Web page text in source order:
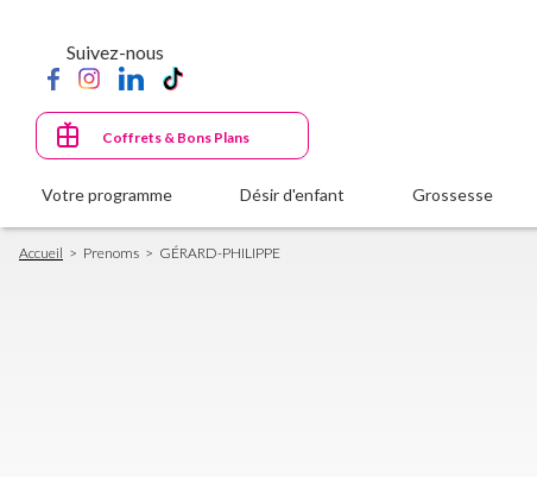
principal
Suivez-nous
Coffrets & Bons Plans
Votre programme Désir d'enfant Grossesse
Fil
d'Ariane
Accueil Prenoms GÉRARD-PHILIPPE